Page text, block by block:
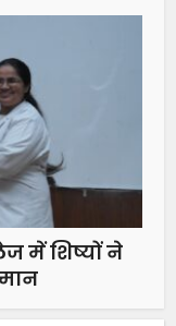
में शिष्यों ने